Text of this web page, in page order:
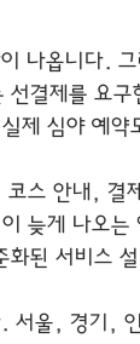
나옵니다.
결제를 요구
제 심야 예약
스 안내, 결
늦게 나오는
된 서비스
서울, 경기,